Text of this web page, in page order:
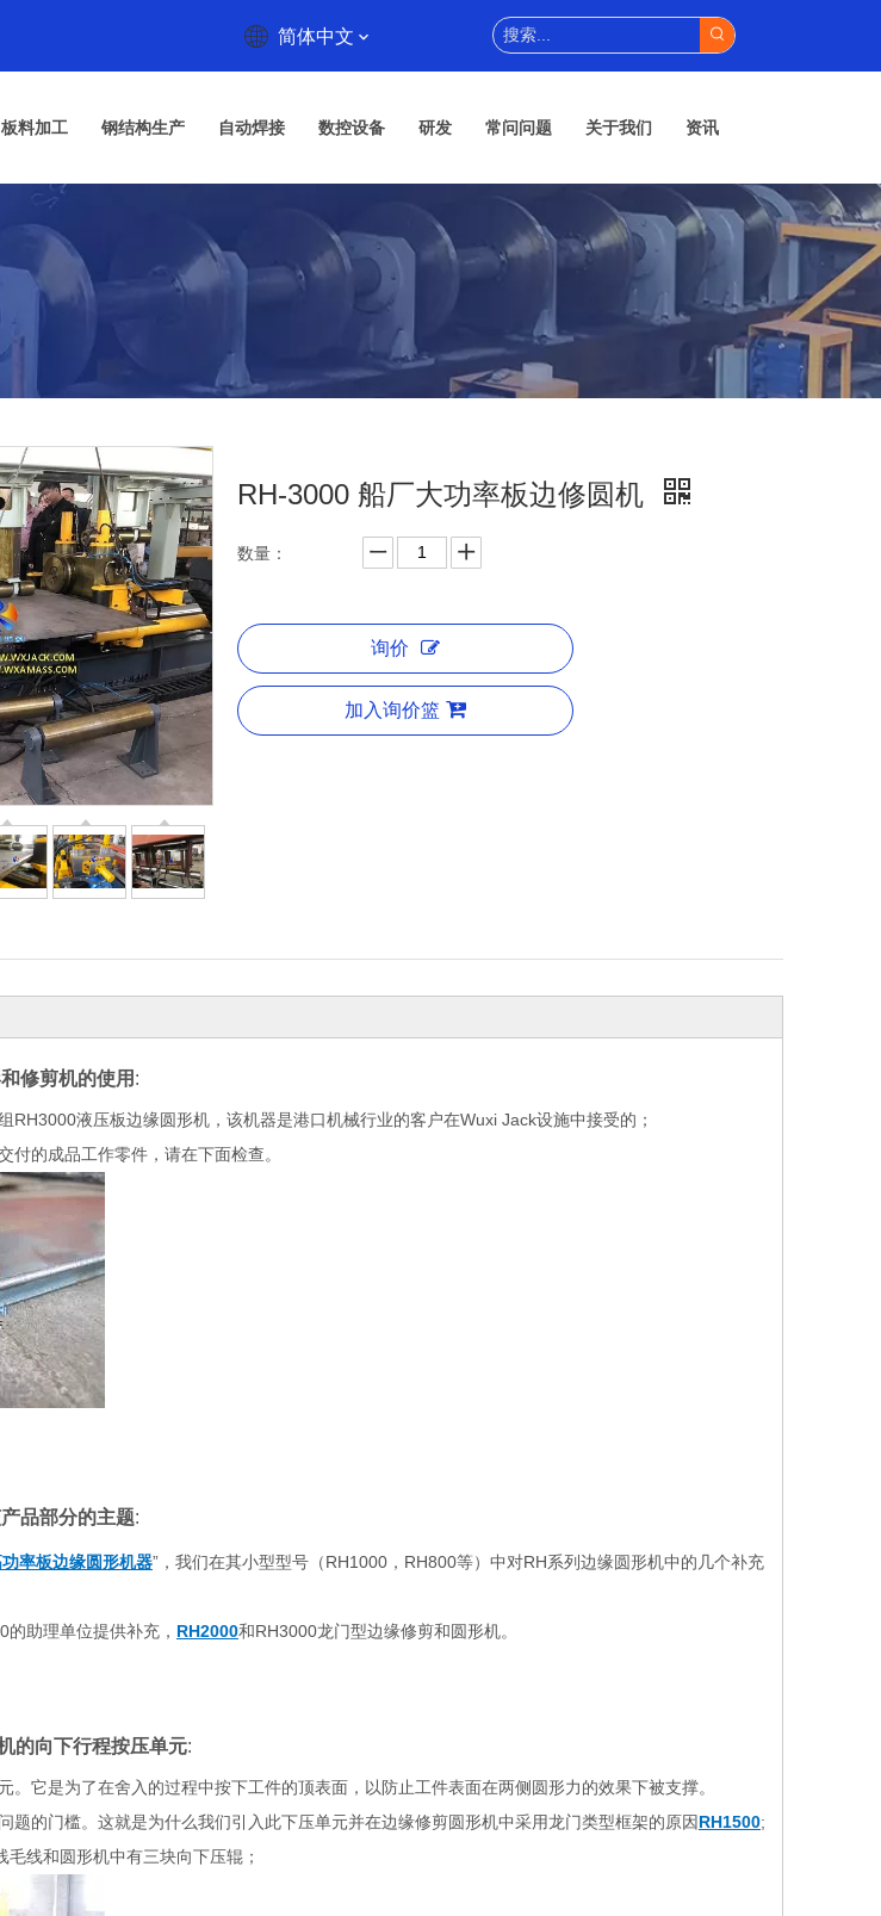
简体中文
板料加工 钢结构生产 自动焊接 数控设备 研发 常问问题 关于我们 资讯
RH-3000 船厂大功率板边修圆机
数量：
询价
加入询价篮
修剪机的使用 :
液压板边缘圆形机，该机器是港口机械行业的客户在Wuxi Jack设施中接受的；
的成品工作零件，请在下面检查。
品部分的主题:
率板边缘圆形机器”，我们在其小型型号（RH1000，RH800等）中对RH系列边缘圆形机中的几个补充
助理单位提供补充， RH2000和RH3000龙门型边缘修剪和圆形机。
的向下行程按压单元:
它是为了在舍入的过程中按下工件的顶表面，以防止工件表面在两侧圆形力的效果下被支撑。
的门槛。这就是为什么我们引入此下压单元并在边缘修剪圆形机中采用龙门类型框架的原因RH1500;
线和圆形机中有三块向下压辊；